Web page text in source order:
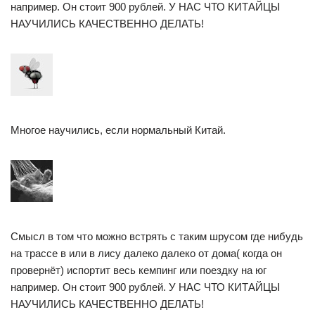
например. Он стоит 900 рублей. У НАС ЧТО КИТАЙЦЫ
НАУЧИЛИСЬ КАЧЕСТВЕННО ДЕЛАТЬ!
Многое научились, если нормальный Китай.
Смысл в том что можно встрять с таким шрусом где нибудь
на трассе в или в лису далеко далеко от дома( когда он
провернёт) испортит весь кемпинг или поездку на юг
например. Он стоит 900 рублей. У НАС ЧТО КИТАЙЦЫ
НАУЧИЛИСЬ КАЧЕСТВЕННО ДЕЛАТЬ!